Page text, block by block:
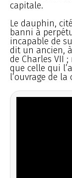
capitale.
Le dauphin,
banni à
incapable de
dit un ancien,
de Charles VII
que celle qui
l’ouvrage de la